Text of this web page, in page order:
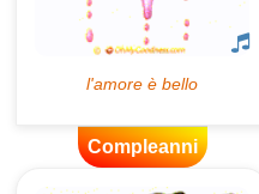
Compleanni